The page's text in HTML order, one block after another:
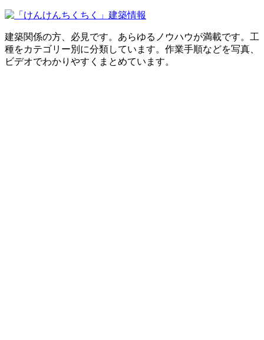
建築関係の方、必見です。あらゆるノウハウが満載です。工
種をカテゴリー別に分類しています。作業手順などを写真、
ビデオでわかりやすくまとめています。